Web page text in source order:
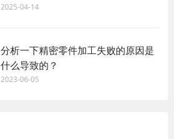
2025-04-14
分析一下精密零件加工失败的原因是
什么导致的？
2023-06-05